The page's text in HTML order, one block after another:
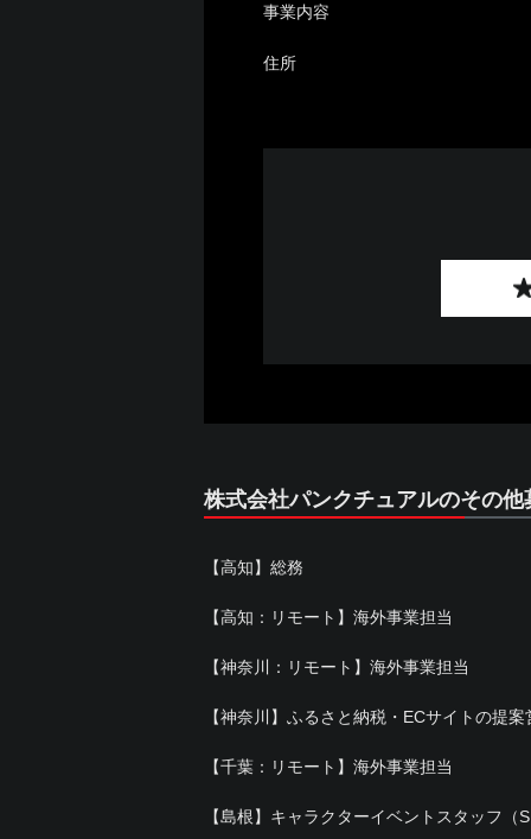
事業内容
住所
株式会社パンクチュアルのその他
【高知】総務
【高知：リモート】海外事業担当
【神奈川：リモート】海外事業担当
【神奈川】ふるさと納税・ECサイトの提
【千葉：リモート】海外事業担当
【島根】キャラクターイベントスタッフ